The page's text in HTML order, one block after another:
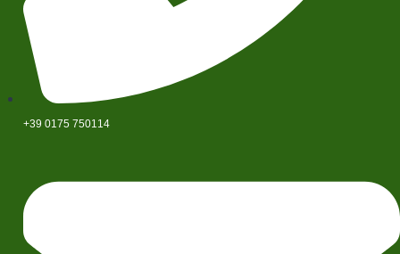
+39 0175 750114